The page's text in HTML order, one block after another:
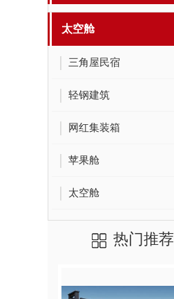
太空舱
三角屋民宿
轻钢建筑
网红集装箱
苹果舱
太空舱
热门推荐